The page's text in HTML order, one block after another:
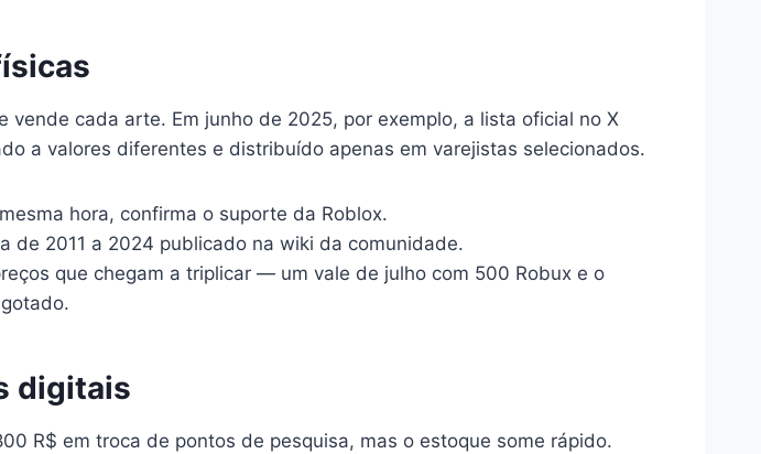
cada arte. Em junho de 2025, por exemplo, a lista oficial no X
a valores diferentes e distribuído apenas em varejistas selecionados.
hora, confirma o suporte da Roblox.
de 2011 a 2024 publicado na wiki da comunidade.
que chegam a triplicar — um vale de julho com 500 Robux e o
digitais
R$ em troca de pontos de pesquisa, mas o estoque some rápido.